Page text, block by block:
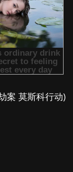
案 莫斯科行动)